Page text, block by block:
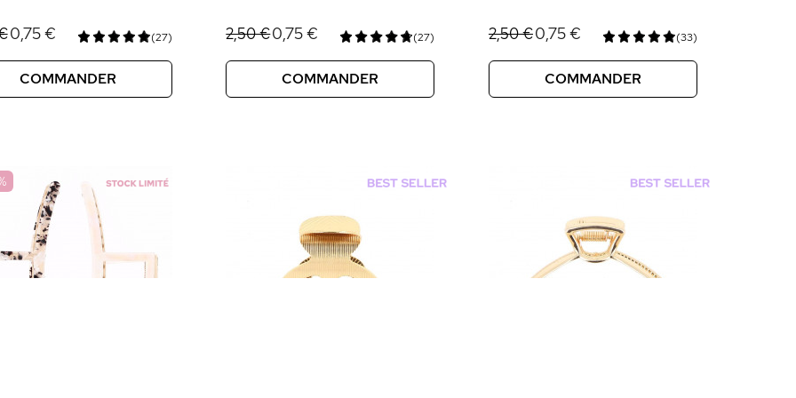
0,75 € (27)
COMMANDER
2,50 €0,75 € (27)
COMMANDER
2,50 €0,75 € (33)
COMMANDER
de confidentialité, en garantissant la conformité avec les réglementations. Personnalisez vos préférences pour contrôler la manière